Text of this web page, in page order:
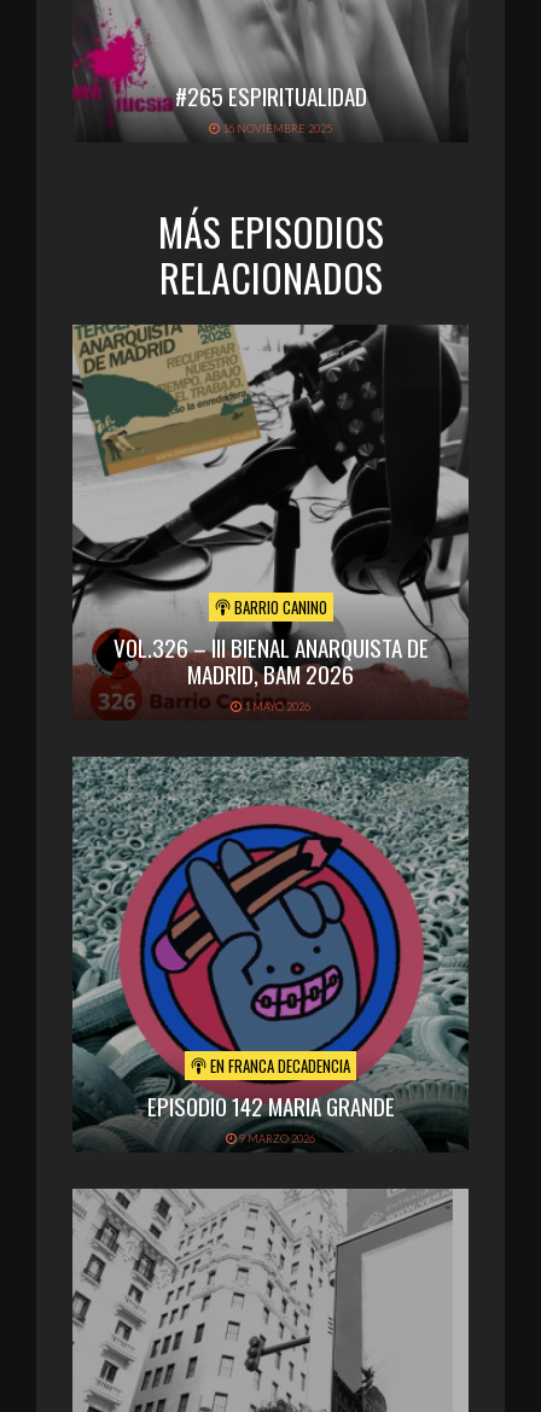
#265 ESPIRITUALIDAD
16 NOVIEMBRE 2025
MÁS EPISODIOS
RELACIONADOS
BARRIO CANINO
VOL.326 – III BIENAL ANARQUISTA DE
MADRID, BAM 2026
1 MAYO 2026
EN FRANCA DECADENCIA
EPISODIO 142 MARIA GRANDE
9 MARZO 2026